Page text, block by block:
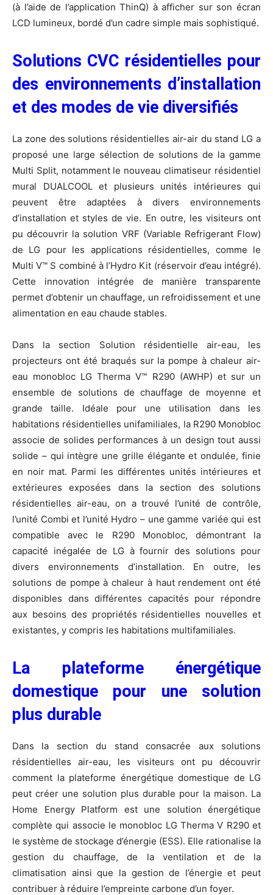
(à l’aide de l’application ThinQ) à afficher sur son écran
LCD lumineux, bordé d’un cadre simple mais sophistiqué.
Solutions CVC résidentielles pour
des environnements d’installation
et des modes de vie diversifiés
La zone des solutions résidentielles air-air du stand LG a
proposé une large sélection de solutions de la gamme
Multi Split, notamment le nouveau climatiseur résidentiel
mural DUALCOOL et plusieurs unités intérieures qui
peuvent être adaptées à divers environnements
d’installation et styles de vie. En outre, les visiteurs ont
pu découvrir la solution VRF (Variable Refrigerant Flow)
de LG pour les applications résidentielles, comme le
Multi V™ S combiné à l’Hydro Kit (réservoir d’eau intégré).
Cette innovation intégrée de manière transparente
permet d’obtenir un chauffage, un refroidissement et une
alimentation en eau chaude stables.
Dans la section Solution résidentielle air-eau, les
projecteurs ont été braqués sur la pompe à chaleur air-
eau monobloc LG Therma V™ R290 (AWHP) et sur un
ensemble de solutions de chauffage de moyenne et
grande taille. Idéale pour une utilisation dans les
habitations résidentielles unifamiliales, la R290 Monobloc
associe de solides performances à un design tout aussi
solide – qui intègre une grille élégante et ondulée, finie
en noir mat. Parmi les différentes unités intérieures et
extérieures exposées dans la section des solutions
résidentielles air-eau, on a trouvé l’unité de contrôle,
l’unité Combi et l’unité Hydro – une gamme variée qui est
compatible avec le R290 Monobloc, démontrant la
capacité inégalée de LG à fournir des solutions pour
divers environnements d’installation. En outre, les
solutions de pompe à chaleur à haut rendement ont été
disponibles dans différentes capacités pour répondre
aux besoins des propriétés résidentielles nouvelles et
existantes, y compris les habitations multifamiliales.
La plateforme énergétique
domestique pour une solution
plus durable
Dans la section du stand consacrée aux solutions
résidentielles air-eau, les visiteurs ont pu découvrir
comment la plateforme énergétique domestique de LG
peut créer une solution plus durable pour la maison. La
Home Energy Platform est une solution énergétique
complète qui associe le monobloc LG Therma V R290 et
le système de stockage d’énergie (ESS). Elle rationalise la
gestion du chauffage, de la ventilation et de la
climatisation ainsi que la gestion de l’énergie et peut
contribuer à réduire l’empreinte carbone d’un foyer.